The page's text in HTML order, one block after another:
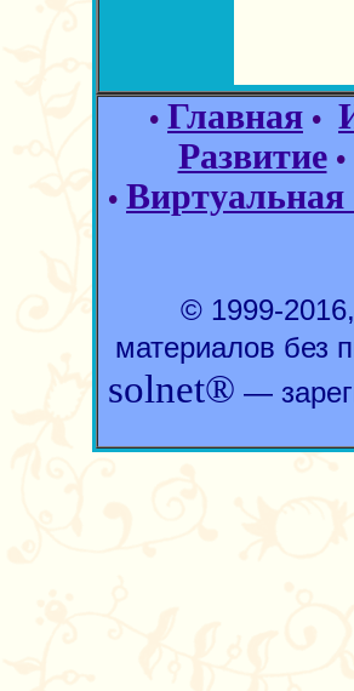
• Главная •
Развитие•
•
© 1999-
материалов без
solnet® —